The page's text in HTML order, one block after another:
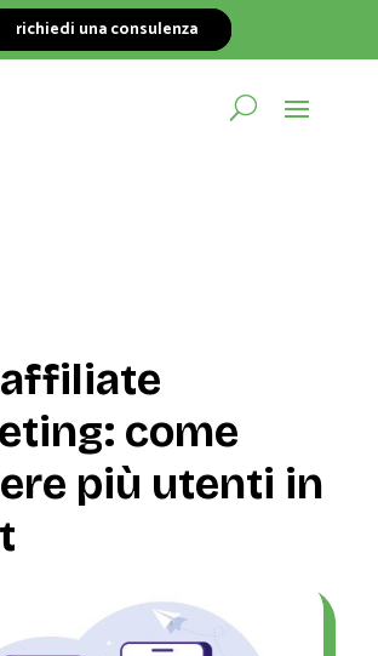
richiedi una consulenza
come
più utenti in